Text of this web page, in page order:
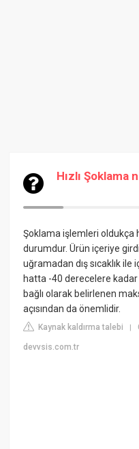
Hızlı Şoklama
Şoklama işlemleri oldukça
durumdur. Ürün içeriye
uğramadan dış sıcaklık ile
hatta -40 derecelere kadar
bağlı olarak belirlenen
açısından da önemlidir.
Kaynak kaldırma talebi |
devvsis.com.tr